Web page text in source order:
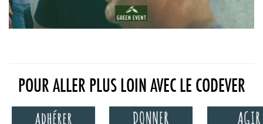
POUR ALLER PLUS LOIN AVEC LE CODEVER